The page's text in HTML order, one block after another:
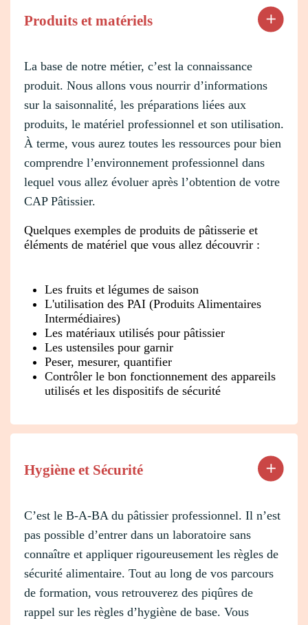
Produits et matériels
La base de notre métier, c’est la connaissance
produit. Nous allons vous nourrir d’informations
sur la saisonnalité, les préparations liées aux
produits, le matériel professionnel et son utilisation.
À terme, vous aurez toutes les ressources pour bien
comprendre l’environnement professionnel dans
lequel vous allez évoluer après l’obtention de votre
CAP Pâtissier.
Quelques exemples de produits de pâtisserie et
éléments de matériel que vous allez découvrir :
Les fruits et légumes de saison
L'utilisation des PAI (Produits Alimentaires
Intermédiaires)
Les matériaux utilisés pour pâtissier
Les ustensiles pour garnir
Peser, mesurer, quantifier
Contrôler le bon fonctionnement des appareils
utilisés et les dispositifs de sécurité
Hygiène et Sécurité
C’est le B-A-BA du pâtissier professionnel. Il n’est
pas possible d’entrer dans un laboratoire sans
connaître et appliquer rigoureusement les règles de
sécurité alimentaire. Tout au long de vos parcours
de formation, vous retrouverez des piqûres de
rappel sur les règles d’hygiène de base. Vous